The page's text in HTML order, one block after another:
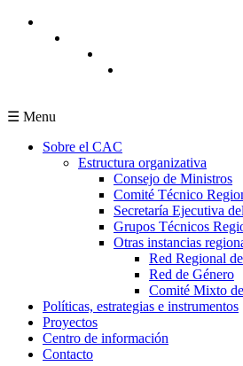
Pasar al contenido principal
☰ Menu
Sobre el CAC
Estructura organizativa
Consejo de Ministros
Comité Técnico
Secretaría Ejecutiva
Grupos Técnicos
Otras instancias
Red Regional
Red de Género
Comité Mixto
Políticas, estrategias e instrumentos
Proyectos
Centro de información
Contacto